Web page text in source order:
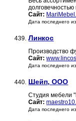
Сайт:
Дата последнего
439. Линкос
Производство
Сайт:
Дата последнего
440. Шейп, ООО
Студия мебели
Сайт:
Дата последнего